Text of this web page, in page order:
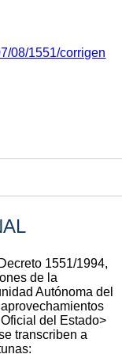
08/1551/corrigen
1551/1994,
de la
Autónoma del
del Estado>
transcriben a